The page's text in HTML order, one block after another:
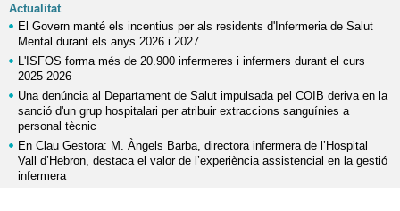
Actualitat
El Govern manté els incentius per als residents d'Infermeria de Salut
Mental durant els anys 2026 i 2027
L'ISFOS forma més de 20.900 infermeres i infermers durant el curs
2025-2026
Una denúncia al Departament de Salut impulsada pel COIB deriva en la
sanció d'un grup hospitalari per atribuir extraccions sanguínies a
personal tècnic
En Clau Gestora: M. Àngels Barba, directora infermera de l’Hospital
Vall d’Hebron, destaca el valor de l’experiència assistencial en la gestió
infermera